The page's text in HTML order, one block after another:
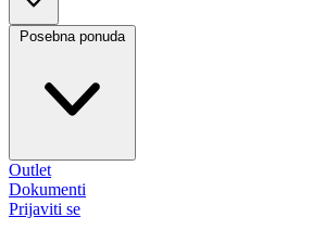
Posebna ponuda
Outlet
Dokumenti
Prijaviti se